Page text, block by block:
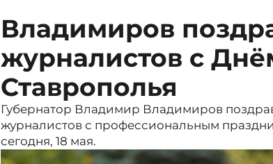
Владимиров
журналистов с
Ставрополья
Губернатор Владимир Владимиров
журналистов с профессиональным
сегодня, 18 мая.